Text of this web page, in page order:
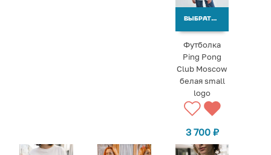
ВЫБРАТЬ ВАРИАНТЫ
Футболка
Ping Pong
Club Moscow
белая small
logo
3 700 ₽